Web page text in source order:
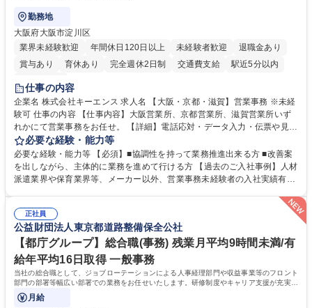
勤務地
大阪府大阪市淀川区
業界未経験歓迎
年間休日120日以上 未経験者歓迎
退職金あり
賞与あり
育休あり 完全週休2日制 交通費支給
駅近5分以内
土日祝休み
仕事の内容
企業名 株式会社キーエンス 求人名 【大阪・京都・滋賀】営業事務 ※未経
験可 仕事の内容 【仕事内容】大阪営業所、京都営業所、滋賀営業所いず
れかにて営業事務をお任せ。 【詳細】電話応対・データ入力・伝票や見積
の作成・カタログ送付・来客対応・営業所内で発生する事務業務や業務改
善をお任せ。 【教育制度】ご入社後、育成担当とペアになりながらOJTに
て業務を覚えていただくことが可能です。業務システムがきちんと構築さ
れているため、スムーズに仕事に慣れることができる環境です。また、
常に改善を目指す風土のため、安心して業務に取り組んでいただけます。
募集職種 【大阪・京都・滋賀】営業事務 ※未経験可
必要な経験・能力等
必要な経験・能力等 【必須】■協調性を持って業務推進出来る方 ■改善案
を出しながら、主体的に業務を進めて行ける方 【過去のご入社事例】人材
派遣業界や保育業界等、メーカー以外、営業事務未経験者の入社実績有
により、キーエンスの付加価値向上に貢献します。ベースの定型業務に加
えて、お客様や社員の状況に合わせ、能動的なサポート、改善の動きも期
待され。組織を支えるスペシャリストとして、チームに貢献し、結果的に
社員から頼られる存在になることができます。平均19:30の退勤以降の業
務の持ち帰りも禁止されており、メリハリのある働き方となります。 学
歴・資格 学歴：大学院 大学 高専 短大 語学力： 資格：
正社員
公益財団法人東京都道路整備保全公社
【都庁グループ】総合職(事務) 残業月平均9時間未満/有
給年平均16日取得 一般事務
当社の総合職として、ジョブローテーションによる人事経理部門や収益事業等のフロント
部門の部署等幅広い部署での業務をお任せいたします。研修制度やキャリア支援が充実し
ております！ ※下記業務詳細
月給